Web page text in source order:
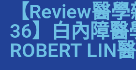
【Review醫
36】白內障醫
ROBERT LIN